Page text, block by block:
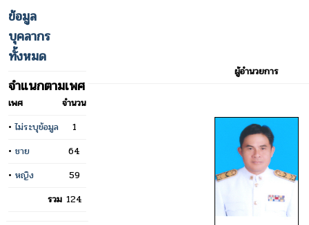
ข้อมูล
บุคลากร
ทั้งหมด
จำแนกตามเพศ
เพศ
จำนวน
•ไม่ระบุข้อมูล
1
• ชาย
64
• หญิง
59
รวม 124
ผู้อำนวยการ